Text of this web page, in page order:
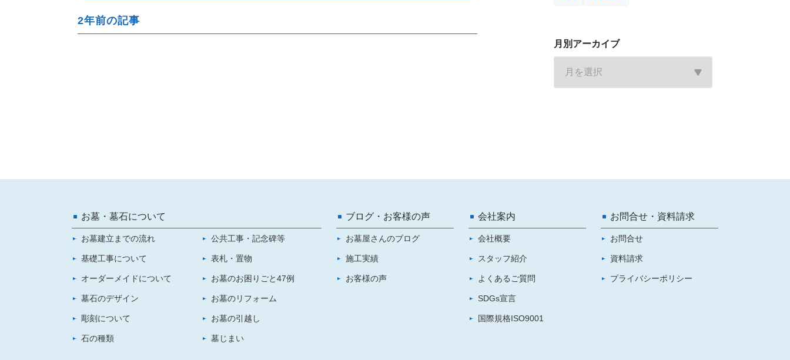
2年前の記事
月別アーカイブ
お墓・墓石について
お墓建立までの流れ
基礎工事について
オーダーメイドについて
墓石のデザイン
彫刻について
石の種類
公共工事・記念碑等
表札・置物
お墓のお困りごと47例
お墓のリフォーム
お墓の引越し
墓じまい
ブログ・お客様の声
お墓屋さんのブログ
施工実績
お客様の声
会社案内
会社概要
スタッフ紹介
よくあるご質問
SDGs宣言
国際規格ISO9001
お問合せ・資料請求
お問合せ
資料請求
プライバシーポリシー